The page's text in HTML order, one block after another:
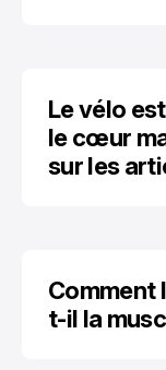
Le vélo
le cœur
sur les
Comment
t-il la